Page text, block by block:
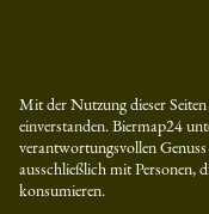
Mit der Nutzung dieser
einverstanden. Biermap24
verantwortungsvollen
ausschließlich mit Personen,
konsumieren.